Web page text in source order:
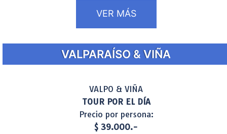
VER MÁS
VALPARAÍSO & VIÑA
VALPO & VIÑA
TOUR POR EL DÍA
Precio por persona:
$ 39.000.-